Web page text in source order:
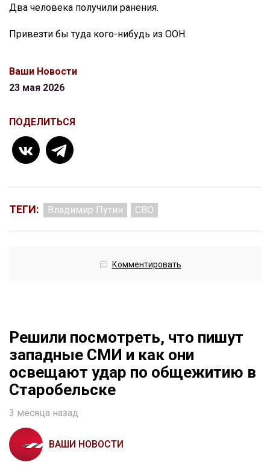
Два человека получили ранения.
Привезти бы туда кого-нибудь из ООН.
Ваши Новости
23 мая 2026
ПОДЕЛИТЬСЯ
ТЕГИ: Владимир Путин СВО
Комментировать
Решили посмотреть, что пишут
западные СМИ и как они
освещают удар по общежитию в
Старобельске
3 месяца назад
ВАШИ НОВОСТИ